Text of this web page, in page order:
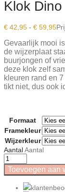
Klok
€ 42,95 - € 59,95
Gevaarlijk mooi
de wijzerplaat
buurjongen of
deze klok zelf
kleuren rand en
tikt niet, dus ook
Formaat
Framekleur
Wijzerkleur
AantalAantal
Toevoegen aan